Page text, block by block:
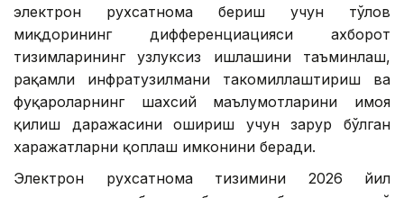
электрон рухсатнома бериш учун тўлов
миқдорининг дифференциацияси ахборот
тизимларининг узлуксиз ишлашини таъминлаш,
рақамли инфратузилмани такомиллаштириш ва
фуқароларнинг шахсий маълумотларини ҳимоя
қилиш даражасини ошириш учун зарур бўлган
харажатларни қоплаш имконини беради.
Электрон рухсатнома тизимини 2026 йил